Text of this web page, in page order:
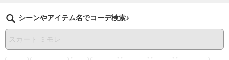
シーンやアイテム名でコーデ検索♪